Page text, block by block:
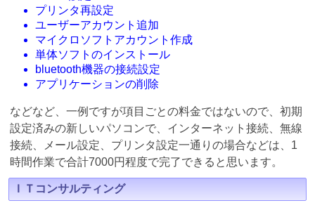
プリンタ再設定
ユーザーアカウント追加
マイクロソフトアカウント作成
単体ソフトのインストール
bluetooth機器の接続設定
アプリケーションの削除
などなど、一例ですが項目ごとの料金ではないので、初期
設定済みの新しいパソコンで、インターネット接続、無線
接続、メール設定、プリンタ設定一通りの場合などは、1
時間作業で合計7000円程度で完了できると思います。
ＩＴコンサルティング